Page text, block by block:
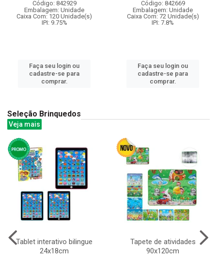
Código: 842929
Embalagem: Unidade
Caixa Com: 120 Unidade(s)
IPI: 9.75%
Faça seu login ou
cadastre-se para
comprar.
Código: 842669
Embalagem: Unidade
Caixa Com: 72 Unidade(s)
IPI: 7.8%
Faça seu login ou
cadastre-se para
comprar.
Seleção Brinquedos
Veja mais
Tablet interativo bilingue
24x18cm
Tapete de atividades
90x120cm